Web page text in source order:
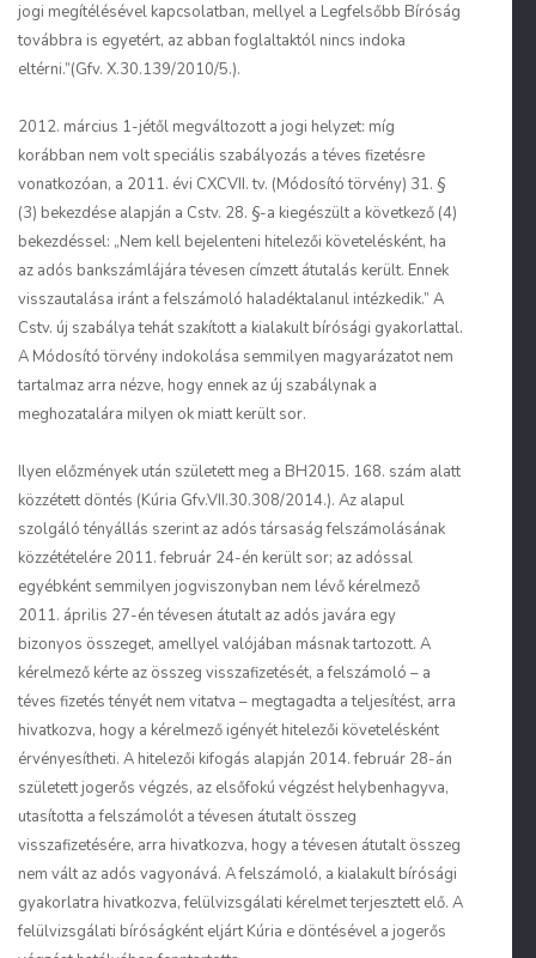
jogi megítélésével kapcsolatban, mellyel a Legfelsőbb Bíróság
továbbra is egyetért, az abban foglaltaktól nincs indoka
eltérni.”(Gfv. X.30.139/2010/5.).
2012. március 1-jétől megváltozott a jogi helyzet: míg
korábban nem volt speciális szabályozás a téves fizetésre
vonatkozóan, a 2011. évi CXCVII. tv. (Módosító törvény) 31. §
(3) bekezdése alapján a Cstv. 28. §-a kiegészült a következő (4)
bekezdéssel: „Nem kell bejelenteni hitelezői követelésként, ha
az adós bankszámlájára tévesen címzett átutalás került. Ennek
visszautalása iránt a felszámoló haladéktalanul intézkedik.” A
Cstv. új szabálya tehát szakított a kialakult bírósági gyakorlattal.
A Módosító törvény indokolása semmilyen magyarázatot nem
tartalmaz arra nézve, hogy ennek az új szabálynak a
meghozatalára milyen ok miatt került sor.
Ilyen előzmények után született meg a BH2015. 168. szám alatt
közzétett döntés (Kúria Gfv.VII.30.308/2014.). Az alapul
szolgáló tényállás szerint az adós társaság felszámolásának
közzétételére 2011. február 24-én került sor; az adóssal
egyébként semmilyen jogviszonyban nem lévő kérelmező
2011. április 27-én tévesen átutalt az adós javára egy
bizonyos összeget, amellyel valójában másnak tartozott. A
kérelmező kérte az összeg visszafizetését, a felszámoló – a
téves fizetés tényét nem vitatva – megtagadta a teljesítést, arra
hivatkozva, hogy a kérelmező igényét hitelezői követelésként
érvényesítheti. A hitelezői kifogás alapján 2014. február 28-án
született jogerős végzés, az elsőfokú végzést helybenhagyva,
utasította a felszámolót a tévesen átutalt összeg
visszafizetésére, arra hivatkozva, hogy a tévesen átutalt összeg
nem vált az adós vagyonává. A felszámoló, a kialakult bírósági
gyakorlatra hivatkozva, felülvizsgálati kérelmet terjesztett elő. A
felülvizsgálati bíróságként eljárt Kúria e döntésével a jogerős